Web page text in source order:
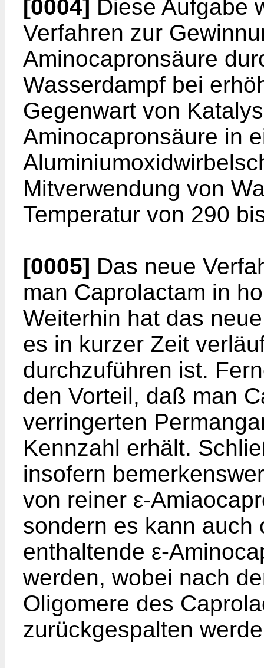
[0004] Diese Aufgabe
Verfahren zur
Aminocapronsäure
Wasserdampf bei
Gegenwart von
Aminocapronsäure in
Mitverwendung von
Temperatur von 290
[0005] Das neue
man Caprolactam in
Weiterhin hat das
es in kurzer Zeit
durchzuführen ist.
den Vorteil, daß man
verringerten
Kennzahl erhält.
insofern
von reiner ε-
sondern es kann auch
enthaltende ε-
werden, wobei nach
Oligomere des
zurückgespalten